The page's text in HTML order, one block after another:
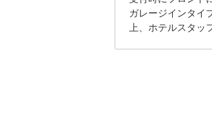
ガレージインタイ
上、ホテルスタッ